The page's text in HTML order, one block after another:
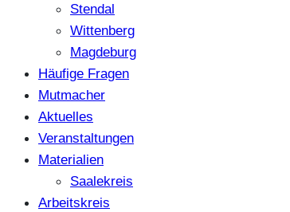
Stendal
Wittenberg
Magdeburg
Häufige Fragen
Mutmacher
Aktuelles
Veranstaltungen
Materialien
Saalekreis
Arbeitskreis